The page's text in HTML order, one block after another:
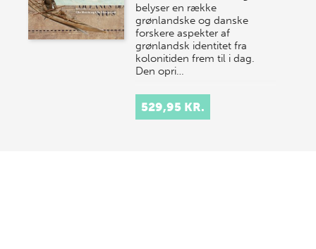
belyser en række
grønlandske og danske
forskere aspekter af
grønlandsk identitet fra
kolonitiden frem til i dag.
Den opri…
529,95 KR.